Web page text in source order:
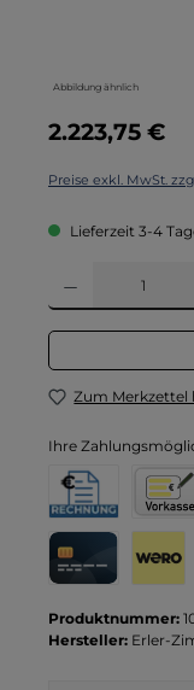
Abbildung ähnlich
Regulärer Preis:
2.223,75 €
Preise exkl. MwSt.
Lieferzeit 3-4
Produkt Anzahl: Gib
Zum Merkzettel
Ihre
Rechnung für
Produktnummer:
Hersteller: Erler-